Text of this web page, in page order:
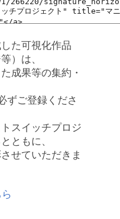
た可視化作品
）は、
成果等の集約・
ずご登録くださ
スイッチプロジ
ともに、
せていただきま